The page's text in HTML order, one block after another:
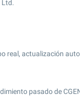
Ltd.
real, actualización
pasado de